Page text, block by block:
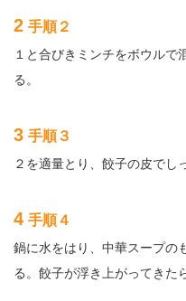
2 手順２
１と合びきミンチをボウルで
る。
3 手順３
２を適量とり、餃子の皮でし
4 手順４
鍋に水をはり、中華スープの
る。餃子が浮き上がってきた